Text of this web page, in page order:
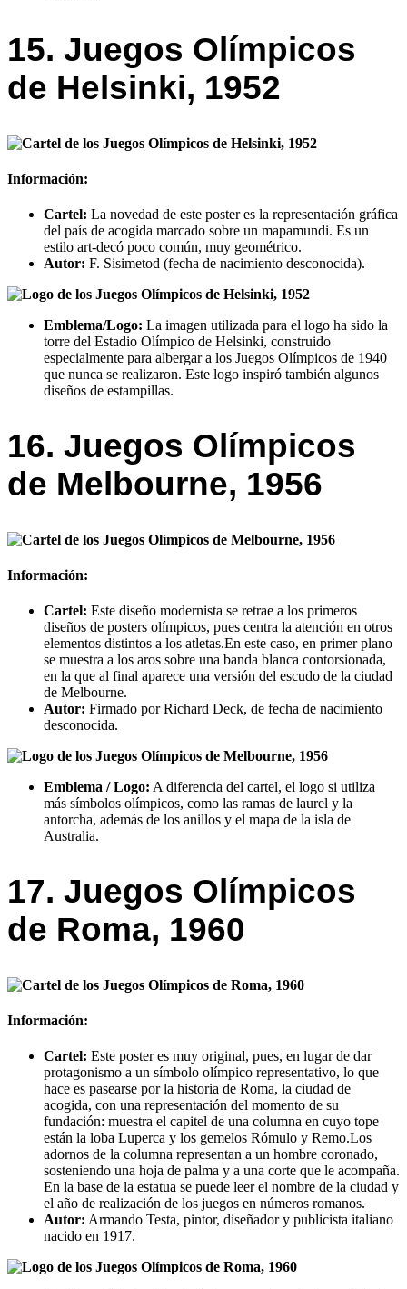
15. Juegos Olímpicos
de Helsinki, 1952
Información:
Cartel: La novedad de este poster es la representación gráfica
del país de acogida marcado sobre un mapamundi. Es un
estilo art-decó poco común, muy geométrico.
Autor: F. Sisimetod (fecha de nacimiento desconocida).
Emblema/Logo: La imagen utilizada para el logo ha sido la
torre del Estadio Olímpico de Helsinki, construido
especialmente para albergar a los Juegos Olímpicos de 1940
que nunca se realizaron. Este logo inspiró también algunos
diseños de estampillas.
16. Juegos Olímpicos
de Melbourne, 1956
Información:
Cartel: Este diseño modernista se retrae a los primeros
diseños de posters olímpicos, pues centra la atención en otros
elementos distintos a los atletas.En este caso, en primer plano
se muestra a los aros sobre una banda blanca contorsionada,
en la que al final aparece una versión del escudo de la ciudad
de Melbourne.
Autor: Firmado por Richard Deck, de fecha de nacimiento
desconocida.
Emblema / Logo: A diferencia del cartel, el logo si utiliza
más símbolos olímpicos, como las ramas de laurel y la
antorcha, además de los anillos y el mapa de la isla de
Australia.
17. Juegos Olímpicos
de Roma, 1960
Información:
Cartel: Este poster es muy original, pues, en lugar de dar
protagonismo a un símbolo olímpico representativo, lo que
hace es pasearse por la historia de Roma, la ciudad de
acogida, con una representación del momento de su
fundación: muestra el capitel de una columna en cuyo tope
están la loba Luperca y los gemelos Rómulo y Remo.Los
adornos de la columna representan a un hombre coronado,
sosteniendo una hoja de palma y a una corte que le acompaña.
En la base de la estatua se puede leer el nombre de la ciudad y
el año de realización de los juegos en números romanos.
Autor: Armando Testa, pintor, diseñador y publicista italiano
nacido en 1917.